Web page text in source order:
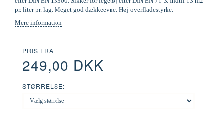
pr. liter pr. lag. Meget god dækkeevne. Høj overfladestyrke.
Mere information
PRIS FRA
249,00 DKK
STØRRELSE: